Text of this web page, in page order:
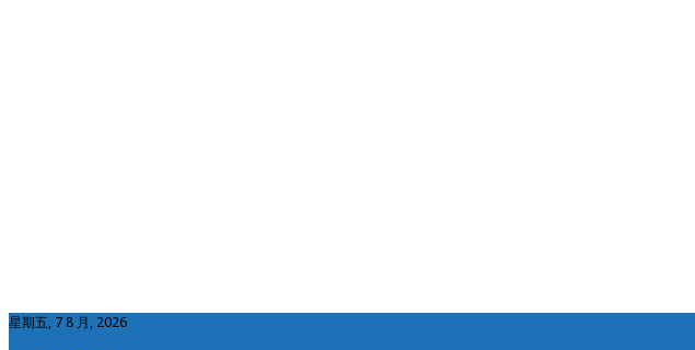
星期五, 7 8 月, 2026